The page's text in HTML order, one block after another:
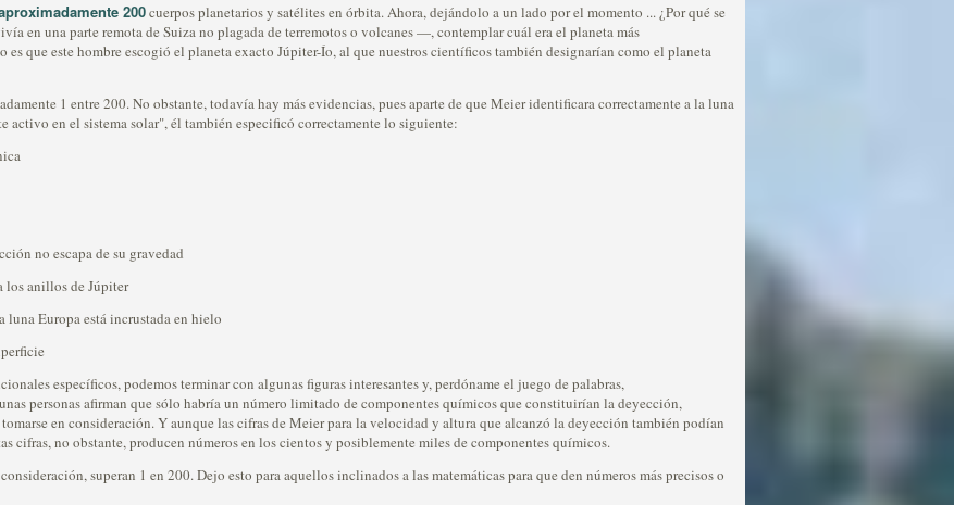
200cuerpos planetarios y satélites en órbita. Ahora, dejándolo a un lado por el momento ... ¿Por qué se
en una parte remota de Suiza no plagada de terremotos o volcanes —, contemplar cuál era el planeta más
que este hombre escogió el planeta exacto Júpiter-Ío, al que nuestros científicos también designarían como el planeta
1 entre 200. No obstante, todavía hay más evidencias, pues aparte de que Meier identificara correctamente a la luna
activo en el sistema solar", él también especificó correctamente lo siguiente:
no escapa de su gravedad
los anillos de Júpiter
Europa está incrustada en hielo
específicos, podemos terminar con algunas figuras interesantes y, perdóname el juego de palabras,
personas afirman que sólo habría un número limitado de componentes químicos que constituirían la deyección,
en consideración. Y aunque las cifras de Meier para la velocidad y altura que alcanzó la deyección también podían
cifras, no obstante, producen números en los cientos y posiblemente miles de componentes químicos.
superan 1 en 200. Dejo esto para aquellos inclinados a las matemáticas para que den números más precisos o